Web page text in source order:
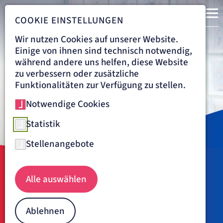
Gute Medizin,
von Mensch zu Mensch.
Navigationspfad
EIFELKLINIK ST. BRIGIDA SIMMERATH
Eifelklinik St. Brigida in
Simmerath: Haus mit Herz
COOKIE EINSTELLUNGEN
Wir nutzen Cookies auf unserer Website.
Einige von ihnen sind technisch notwendig,
während andere uns helfen, diese Website
zu verbessern oder zusätzliche
Funktionalitäten zur Verfügung zu stellen.
Notwendige Cookies
Statistik
Stellenangebote
Alle auswählen
Ablehnen